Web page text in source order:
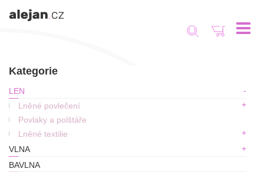
Toggle
Kategorie
LEN
Lněné povlečení
Povlaky a polštáře
Lněné textilie
VLNA
BAVLNA